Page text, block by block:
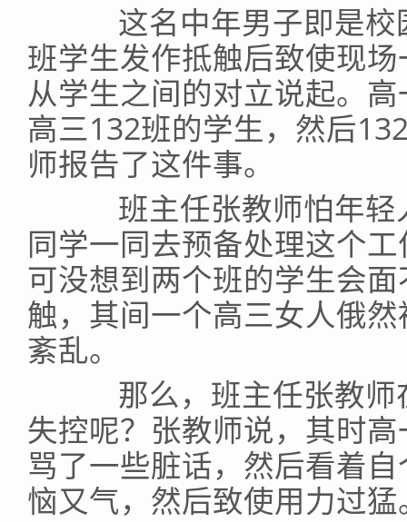
这名中年男子即是校
班学生发作抵触后致使现
从学生之间的对立说起。
高三132班的学生，然后
师报告了这件事。
班主任张教师怕年轻
同学一同去预备处理这个
可没想到两个班的学生会
触，其间一个高三女人俄
紊乱。
那么，班主任张教师
失控呢？张教师说，其时
骂了一些脏话，然后看着
恼又气，然后致使用力过猛